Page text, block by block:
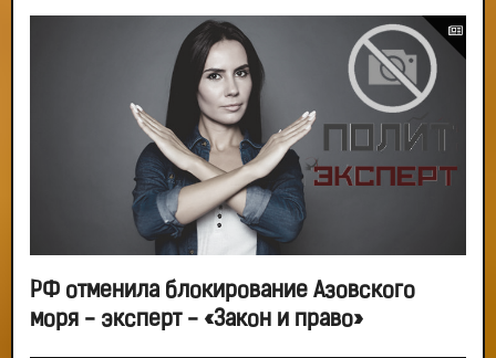
РФ отменила блокирование Азовского
моря - эксперт - «Закон и право»